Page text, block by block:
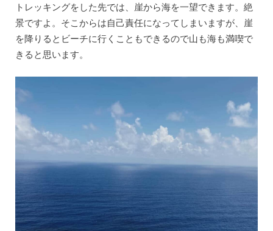
トレッキングをした先では、崖から海を一望できます。絶
景ですよ。そこからは自己責任になってしまいますが、崖
を降りるとビーチに行くこともできるので山も海も満喫で
きると思います。